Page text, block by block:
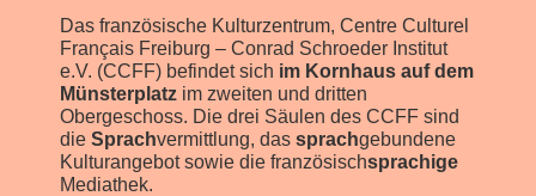
Das französische Kulturzentrum, Centre Culturel
Français Freiburg – Conrad Schroeder Institut
e.V. (CCFF) befindet sich im Kornhaus auf dem
Münsterplatz im zweiten und dritten
Obergeschoss. Die drei Säulen des CCFF sind
die Sprachvermittlung, das sprachgebundene
Kulturangebot sowie die französischsprachige
Mediathek.